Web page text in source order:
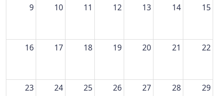
9 10 11 12 13 14 15
16 17 18 19 20 21 22
23 24 25 26 27 28 29